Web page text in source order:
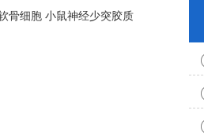
骨细胞 小鼠神经少突胶质